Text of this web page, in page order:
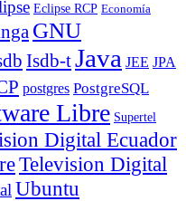
Eclipse RCP Economía
GNU
Isdb-tJava JEE JPA
postgres PostgreSQL
Libre Supertel
Digital Ecuador
Television Digital
Ubuntu